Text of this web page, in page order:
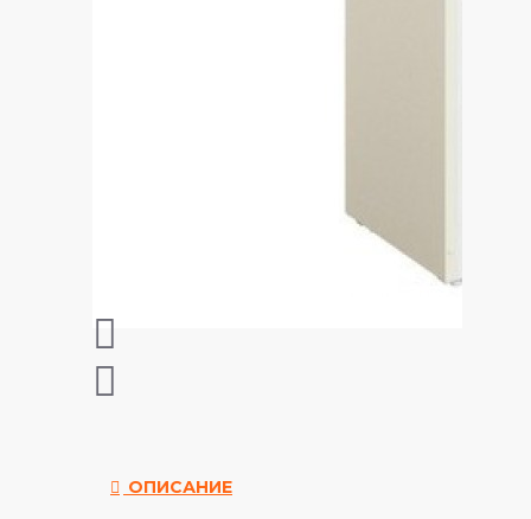
ОПИСАНИЕ